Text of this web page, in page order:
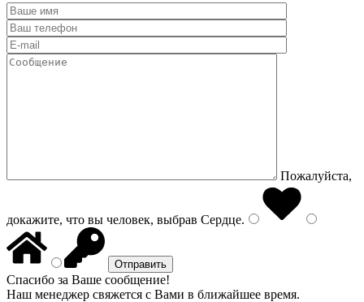
Пожалуйста,
докажите, что вы человек, выбрав Сердце.
Спасибо за Ваше сообщение!
Наш менеджер свяжется с Вами в ближайшее время.